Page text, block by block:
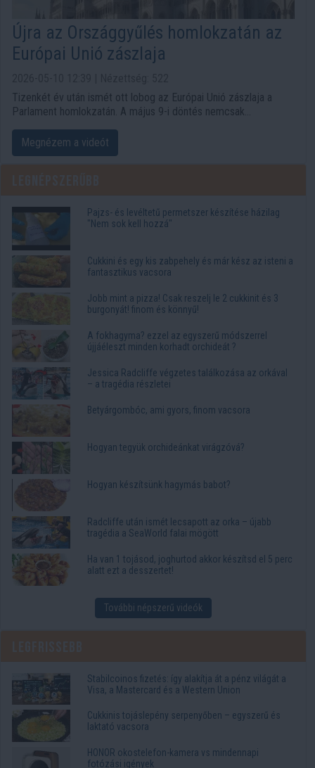
Újra az Országgyűlés homlokzatán az
Európai Unió zászlaja
Tizenkét év után ismét ott lobog az Európai Unió zászlaja a
Parlament homlokzatán. A május 9-i döntés nemcsak
értelmezhető Magyarország uniós kötődéséről, a korábbi
fideszes korszak lezárásáról és a Tisza által hirdetett új irányról.
Megnézem a videót
Pajzs- és levéltetű permetszer készítése házilag
"Nem sok kell hozzá"
Cukkini és egy kis zabpehely és már kész az isteni a
fantasztikus vacsora
Jobb mint a pizza! Csak reszelj le 2 cukkinit és 3
burgonyát! finom és könnyű!
A fokhagyma? ezzel az egyszerű módszerrel
újjáéleszt minden korhadt orchideát ?
Jessica Radcliffe végzetes találkozása az orkával
– a tragédia részletei
Betyárgombóc, ami gyors, finom vacsora
Hogyan tegyük orchideánkat virágzóvá?
Hogyan készítsünk hagymás babot?
Radcliffe után ismét lecsapott az orka – újabb
tragédia a SeaWorld falai mögött
Ha van 1 tojásod, joghurtod akkor készítsd el 5 perc
alatt ezt a desszertet!
További népszerű videók
Stabilcoinos fizetés: így alakítja át a pénz világát a
Visa, a Mastercard és a Western Union
Cukkinis tojáslepény serpenyőben – egyszerű és
laktató vacsora
HONOR okostelefon-kamera vs mindennapi
fotózási igények